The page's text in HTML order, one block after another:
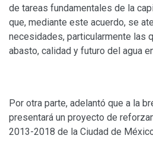
de tareas fundamentales de la
que, mediante este acuerdo, se
necesidades, particularmente las
abasto, calidad y futuro del agua
Por otra parte, adelantó que a la
presentará un proyecto de
2013-2018 de la Ciudad de